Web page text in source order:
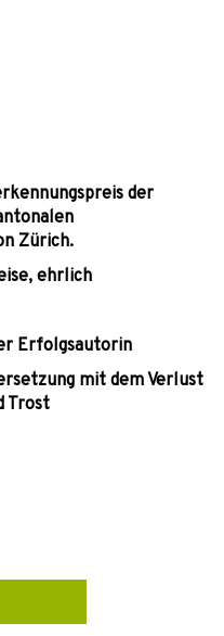
der
Zürich.
ehrlich
Erfolgsautorin
mit dem Verlust
Trost